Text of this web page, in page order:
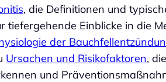
, die Definitionen und
tiefergehende Einblicke in die
der
Ursachen und Risikofaktoren,
und